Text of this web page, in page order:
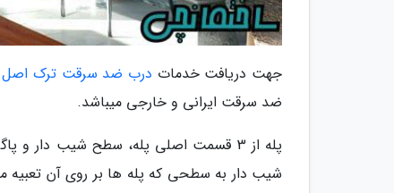
جهت دریافت خدمات درب ضد سرقت ترک اصل
ضد سرقت ایرانی و خارجی میباشد.
پله از 3 قسمت اصلی پله، سطح شیب
شیب دار به سطحی که پله ها بر روی آن تعبیه